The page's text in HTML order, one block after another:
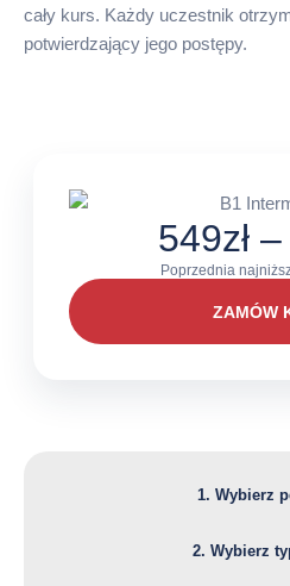
cały kurs. Każdy uczestnik
potwierdzający jego postępy.
549zł –
Poprzednia
ZAMÓW
1. Wybierz
2. Wybierz